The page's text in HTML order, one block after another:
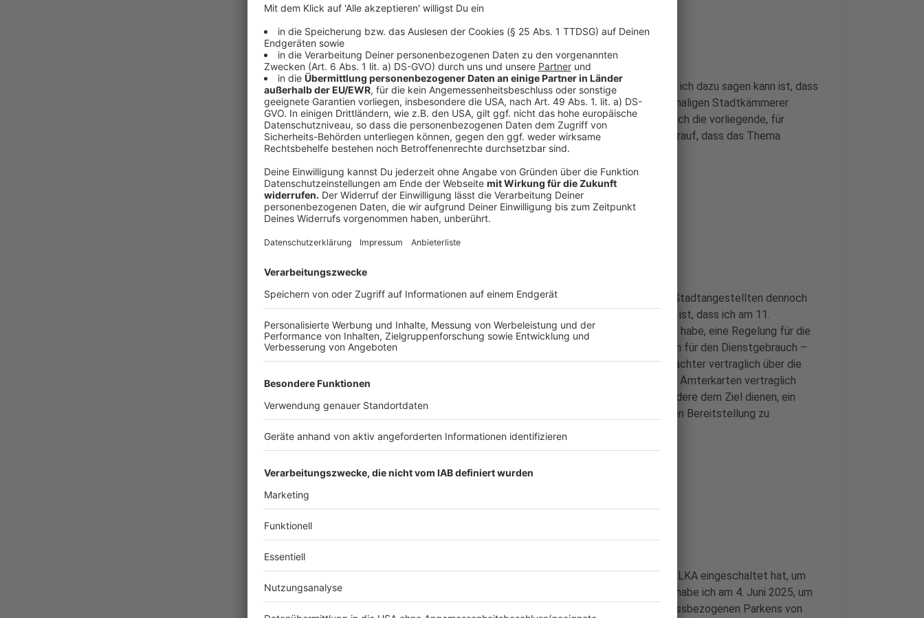
Statement der Stadt - Teil 1
Anzeige
In einem Statement des Oberbürgermeisters heißt es: „Alles, was ich dazu sagen kann ist, dass
es am15. Februar 2018 einen Jour Fixe zwischen mirund dem damaligen Stadtkämmerer
Märtens hätte geben sollen, der aber nicht stattgefunden hat. Auch die vorliegende, für
diesen Jour Fixe erstelle Tagesordnung gibt keinerlei Hinweise darauf, dass das Thema
Ämterparkkarte hätte angesprochen werden sollen."
Anzeige
Anzeige
Richrath habe eine neue Reglung in Auftrag gegeben, mit der die Stadtangestellten dennoch
Weiter heißt es im Statement: "Richtig ist, dass ich am 11.
November 2021 den damaligen Stadtkämmerer Märtens gebeten habe, eine Regelung für die
langjährige, praktizierte, kostenfreie Bereitstellung von Parkkarten für den Dienstgebrauch –
und damit zur Erfüllung dienstlicher Aufgaben – mit dem neuen Pächter vertraglich über die
LPG abzusichern, indem die kostenfreie Zurverfügungstellung der Ämterkarten vertraglich
inkludiert werden. Dabei sollte die vertragliche Fixierung insbesondere dem Ziel dienen, ein
verbindliches und transparentes Gegengewicht zur unentgeltlichen Bereitstellung zu
schaffen."
Statement der Stadt - Teil 3
Richrath verweist zudem darauf, dass er vor einigen Monaten das LKA eingeschaltet hat, um
den Sachverhalt zu prüfen: "Nach einem ersten Anfangsverdacht habe ich am 4. Juni 2025, um
jeglichen Verdacht der Vorteilsnahme in Sachen kostenlosen anlassbezogenen Parkens von